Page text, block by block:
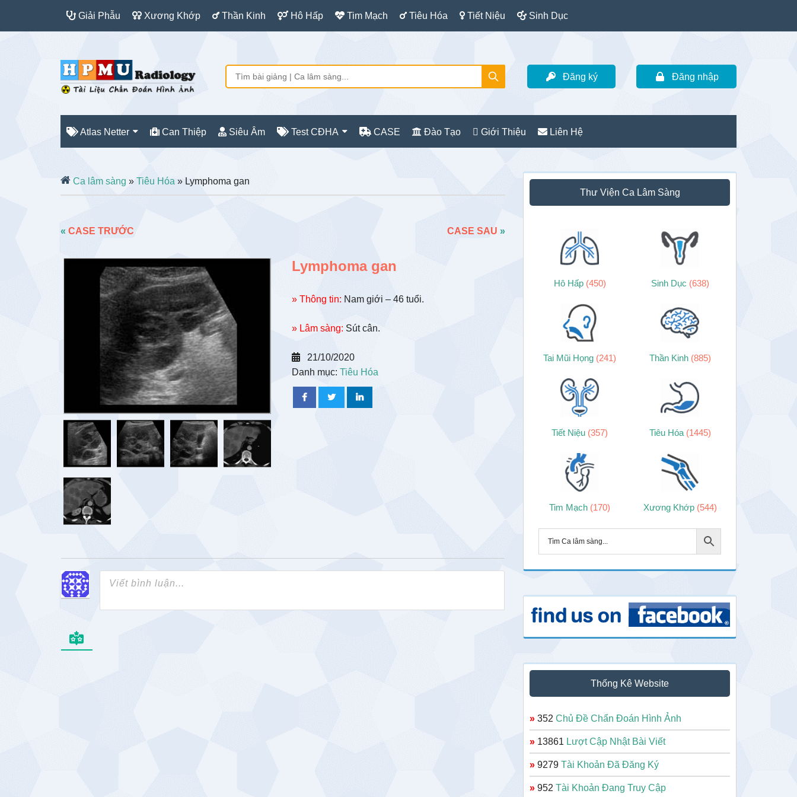
Giải Phẫu Xương Khớp Thần Kinh Hô Hấp Tim Mạch Tiêu Hóa Tiết Niệu Sinh Dục
Đăng ký Đăng nhập
Atlas Netter Can Thiệp Siêu Âm Test CĐHA CASE Đào Tạo Giới Thiệu Liên Hệ
Ca lâm sàng » Tiêu Hóa » Lymphoma gan
« CASE TRƯỚC CASE SAU »
Lymphoma gan
» Thông tin: Nam giới – 46 tuổi.
» Lâm sàng: Sút cân.
21/10/2020
Danh mục: Tiêu Hóa
Sidebar
chính
Thư Viện Ca Lâm Sàng
Hô Hấp (450) Sinh Dục (638)
Tai Mũi Họng (241) Thần Kinh (885)
Tiết Niệu (357) Tiêu Hóa (1445)
Tim Mạch (170) Xương Khớp (544)
Thống Kê Website
» 352 Chủ Đề Chẩn Đoán Hình Ảnh
» 13861 Lượt Cập Nhật Bài Viết
» 9279 Tài Khoản Đã Đăng Ký
» 952 Tài Khoản Đang Truy Cập